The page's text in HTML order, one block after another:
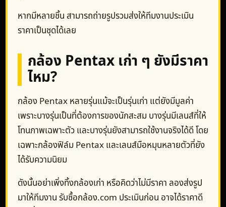
หากมีหลายชิ้น สามารถถ่ายรูปรวมส่งให้ทีมงานประเมิน
ราคาเป็นชุดได้เลย
กล้อง Pentax เก่า ๆ ยังมีราคา
ไหม?
กล้อง Pentax หลายรุ่นแม้จะเป็นรุ่นเก่า แต่ยังมีมูลค่า
เพราะบางรุ่นเป็นที่ต้องการของนักสะสม บางรุ่นมีเลนส์ที่ให้
โทนภาพเฉพาะตัว และบางรุ่นยังสามารถใช้งานจริงได้ดี โดย
เฉพาะกล้องฟิล์ม Pentax และเลนส์มือหมุนหลายตัวที่ยัง
ได้รับความนิยม
ดังนั้นอย่าเพิ่งทิ้งกล้องเก่า หรือคิดว่าไม่มีราคา ลองส่งรูป
มาให้ทีมงาน รับซื้อกล้อง.com ประเมินก่อน อาจได้ราคาดี